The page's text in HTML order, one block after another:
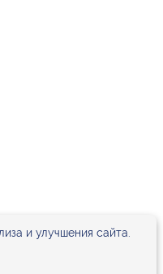
и улучшения сайта.